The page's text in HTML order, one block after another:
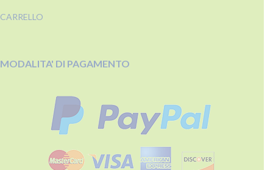
CARRELLO
MODALITA' DI PAGAMENTO